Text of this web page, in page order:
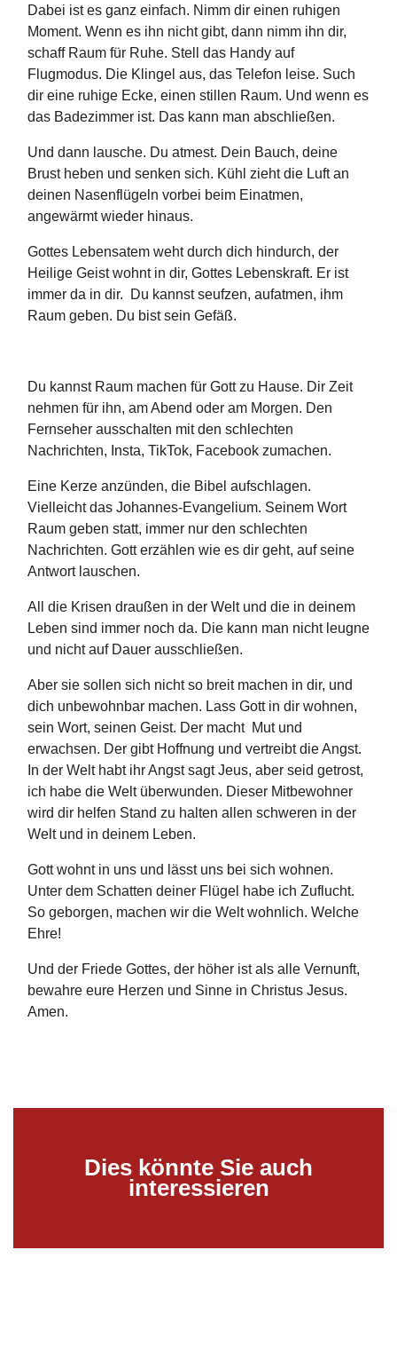
Dabei ist es ganz einfach. Nimm dir einen ruhigen
Moment. Wenn es ihn nicht gibt, dann nimm ihn dir,
schaff Raum für Ruhe. Stell das Handy auf
Flugmodus. Die Klingel aus, das Telefon leise. Such
dir eine ruhige Ecke, einen stillen Raum. Und wenn es
das Badezimmer ist. Das kann man abschließen.
Und dann lausche. Du atmest. Dein Bauch, deine
Brust heben und senken sich. Kühl zieht die Luft an
deinen Nasenflügeln vorbei beim Einatmen,
angewärmt wieder hinaus.
Gottes Lebensatem weht durch dich hindurch, der
Heilige Geist wohnt in dir, Gottes Lebenskraft. Er ist
immer da in dir. Du kannst seufzen, aufatmen, ihm
Raum geben. Du bist sein Gefäß.
Du kannst Raum machen für Gott zu Hause. Dir Zeit
nehmen für ihn, am Abend oder am Morgen. Den
Fernseher ausschalten mit den schlechten
Nachrichten, Insta, TikTok, Facebook zumachen.
Eine Kerze anzünden, die Bibel aufschlagen.
Vielleicht das Johannes-Evangelium. Seinem Wort
Raum geben statt, immer nur den schlechten
Nachrichten. Gott erzählen wie es dir geht, auf seine
Antwort lauschen.
All die Krisen draußen in der Welt und die in deinem
Leben sind immer noch da. Die kann man nicht leugne
und nicht auf Dauer ausschließen.
Aber sie sollen sich nicht so breit machen in dir, und
dich unbewohnbar machen. Lass Gott in dir wohnen,
sein Wort, seinen Geist. Der macht Mut und
erwachsen. Der gibt Hoffnung und vertreibt die Angst.
In der Welt habt ihr Angst sagt Jeus, aber seid getrost,
ich habe die Welt überwunden. Dieser Mitbewohner
wird dir helfen Stand zu halten allen schweren in der
Welt und in deinem Leben.
Gott wohnt in uns und lässt uns bei sich wohnen.
Unter dem Schatten deiner Flügel habe ich Zuflucht.
So geborgen, machen wir die Welt wohnlich. Welche
Ehre!
Und der Friede Gottes, der höher ist als alle Vernunft,
bewahre eure Herzen und Sinne in Christus Jesus.
Amen.
Dies könnte Sie auch
interessieren